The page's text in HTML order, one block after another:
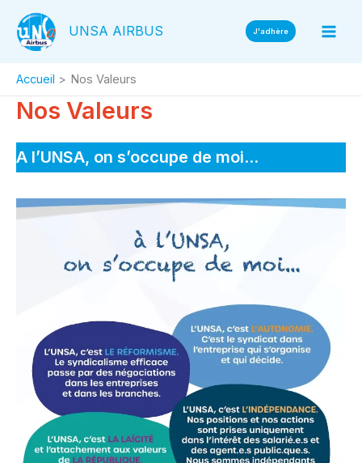
contenu
UNSA AIRBUS J'adhère
Accueil Nos Valeurs
Nos Valeurs
A l’UNSA, on s’occupe de moi…